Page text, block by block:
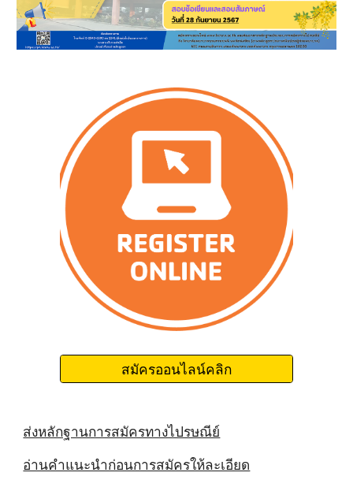
สมัครออนไลน์คลิก
ส่งหลักฐานการสมัครทางไปรษณีย์
อ่านคำแนะนำก่อนการสมัครให้ละเอียด